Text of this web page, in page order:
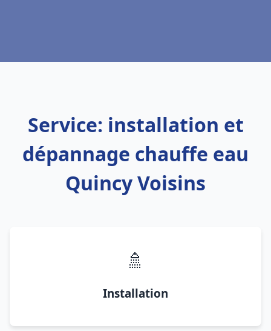
Service: installation et
dépannage chauffe eau
Quincy Voisins
🚿
Installation